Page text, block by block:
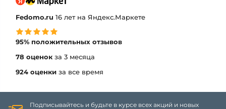
Fedomo.ru 16 лет на Яндекс.Маркете
95% положительных отзывов
78 оценок за 3 месяца
924 оценки за все время
Подписывайтесь и будьте в курсе всех акций и новых